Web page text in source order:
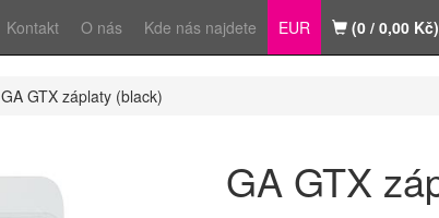
Kontakt O nás Kde nás najdete EUR (0 / 0,00 Kč)
GA GTX záplaty (black)
GA GTX